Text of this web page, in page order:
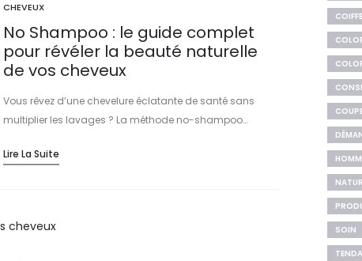
CHEVEUX
No Shampoo : le guide complet
pour révéler la beauté naturelle
de vos cheveux
Vous rêvez d’une chevelure éclatante de santé sans
multiplier les lavages ? La méthode no-shampoo…
Lire La Suite
SOIN